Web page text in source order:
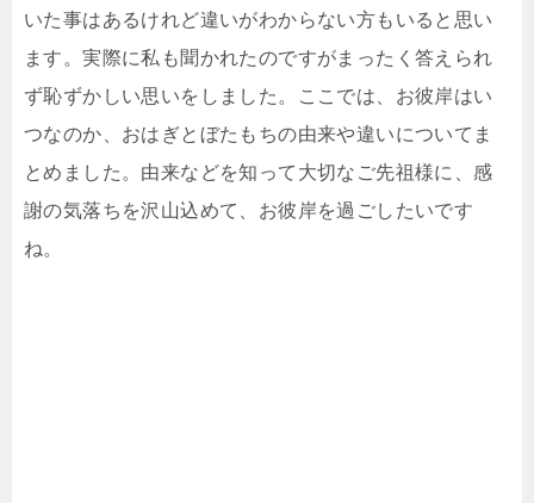
いた事はあるけれど違いがわからない方もいると思い
ます。実際に私も聞かれたのですがまったく答えられ
ず恥ずかしい思いをしました。ここでは、お彼岸はい
つなのか、おはぎとぼたもちの由来や違いについてま
とめました。由来などを知って大切なご先祖様に、感
謝の気落ちを沢山込めて、お彼岸を過ごしたいです
ね。